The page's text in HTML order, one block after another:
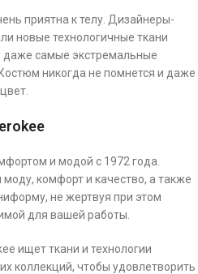
приятна к телу. Дизайнеры-
новые технологичные ткани
даже самые экстремальные
никогда не помнется и даже
и модой с 1972 года.
комфорт и качество, а также
не жертвуя при этом
для вашей работы.
ищет ткани и технологии
коллекций, чтобы удовлетворить